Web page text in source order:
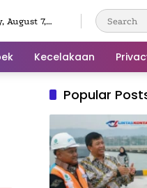
August 7,
Kecelakaan
Popular